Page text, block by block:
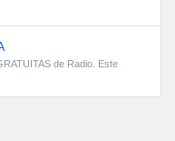
de Radio. Este